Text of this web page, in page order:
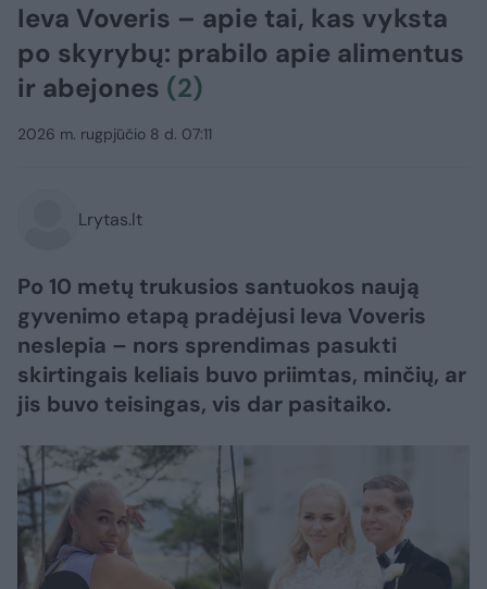
Ieva Voveris – apie tai, kas vyksta
po skyrybų: prabilo apie alimentus
ir abejones (2)
2026 m. rugpjūčio 8 d. 07:11
Lrytas.lt
Po 10 metų trukusios santuokos naują
gyvenimo etapą pradėjusi Ieva Voveris
neslepia – nors sprendimas pasukti
skirtingais keliais buvo priimtas, minčių, ar
jis buvo teisingas, vis dar pasitaiko.